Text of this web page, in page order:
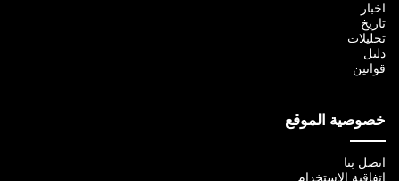
اخبار
تاريخ
تحليلات
دليل
قوانين
خصوصية الموقع
اتصل بنا
اتفاقية الإستخدام